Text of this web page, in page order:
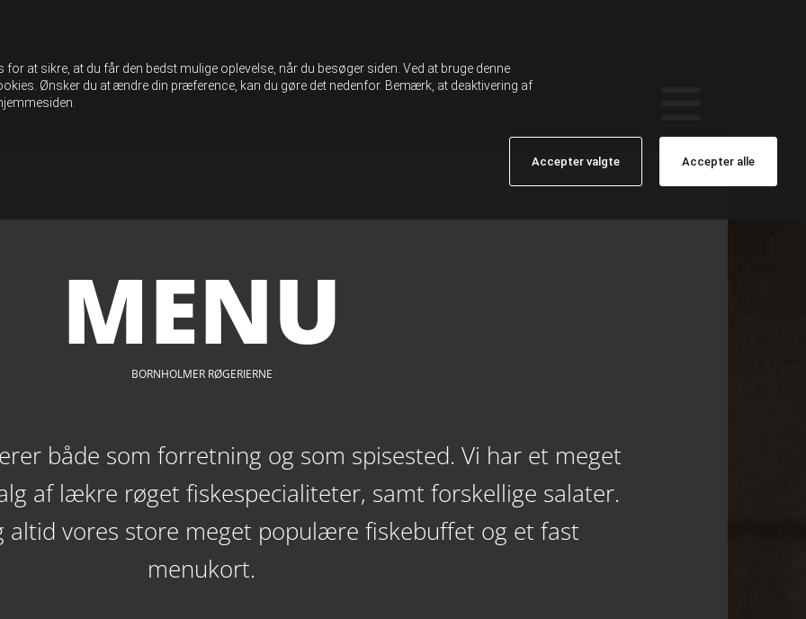
at sikre, at du får den bedst mulige oplevelse, når du besøger siden. Ved at bruge denne
Ønsker du at ændre din præference, kan du gøre det nedenfor. Bemærk, at deaktivering af
Accepter valgte Accepter alle
MENU
BORNHOLMER RØGERIERNE
både som forretning og som spisested. Vi har et meget
af lækre røget fiskespecialiteter, samt forskellige salater.
altid vores store meget populære fiskebuffet og et fast
menukort.